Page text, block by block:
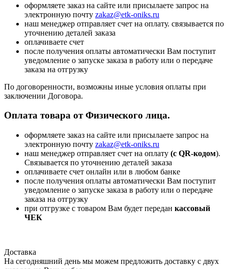
оформляете заказ на сайте или присылаете запрос на
электронную почту zakaz@etk-oniks.ru
наш менеджер отправляет счет на оплату. связывается по
уточнению деталей заказа
оплачиваете счет
после получения оплаты автоматически Вам поступит
уведомление о запуске заказа в работу или о передаче
заказа на отгрузку
По договоренности, возможны иные условия оплаты при
заключении Договора.
Оплата товара от Физического лица.
оформляете заказ на сайте или присылаете запрос на
электронную почту zakaz@etk-oniks.ru
наш менеджер отправляет счет на оплату (с QR-кодом).
Связывается по уточнению деталей заказа
оплачиваете счет онлайн или в любом банке
после получения оплаты автоматически Вам поступит
уведомление о запуске заказа в работу или о передаче
заказа на отгрузку
при отгрузке с товаром Вам будет передан кассовый
ЧЕК
Доставка
На сегодняшний день мы можем предложить доставку с двух